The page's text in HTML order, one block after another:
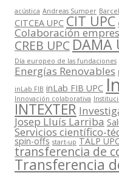
acústica Andreas Sumper
CITCEA UPC CIT UPC
Colaboración
CREB UPCDAMA
Día europeo de las fundaciones
Energías Renovables
inLab FIB inLab FIB UPC
Innovación colaborativa
INTEXTER
Josep Lluís Larriba
Servicios científico-
spin-offs start-up TALP
transferencia de
Transferencia